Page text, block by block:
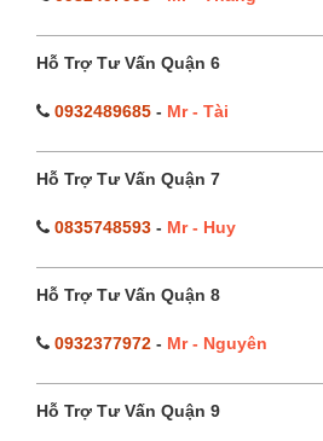
Hỗ Trợ Tư Vấn Quận 6
0932489685 - Mr - Tài
Hỗ Trợ Tư Vấn Quận 7
0835748593 - Mr - Huy
Hỗ Trợ Tư Vấn Quận 8
0932377972 - Mr - Nguyên
Hỗ Trợ Tư Vấn Quận 9